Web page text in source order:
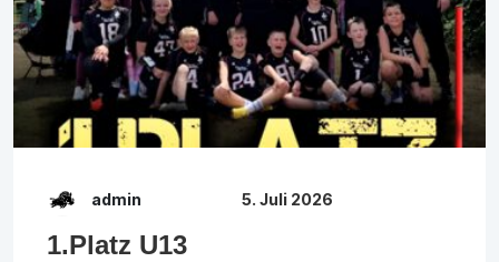
admin 5. Juli 2026
1.Platz U13